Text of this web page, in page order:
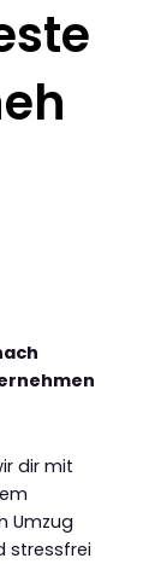
dir mit
Umzug
stressfrei